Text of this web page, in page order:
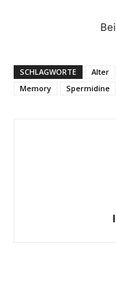
SCHLAGWORTE Alter
Memory
Spermidine